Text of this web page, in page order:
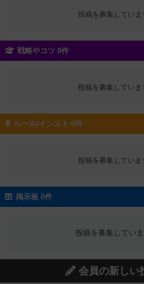
投稿を募集していま
戦略やコツ 0件
投稿を募集していま
ルール/インスト 0件
投稿を募集していま
掲示板 0件
投稿を募集してい
会員の新しい